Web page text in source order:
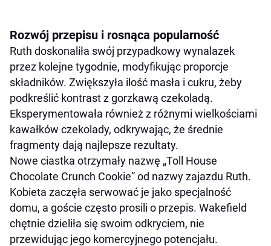
Rozwój przepisu i rosnąca popularność
Ruth doskonaliła swój przypadkowy wynalazek
przez kolejne tygodnie, modyfikując proporcje
składników. Zwiększyła ilość masła i cukru, żeby
podkreślić kontrast z gorzkawą czekoladą.
Eksperymentowała również z różnymi wielkościami
kawałków czekolady, odkrywając, że średnie
fragmenty dają najlepsze rezultaty.
Nowe ciastka otrzymały nazwę „Toll House
Chocolate Crunch Cookie” od nazwy zajazdu Ruth.
Kobieta zaczęła serwować je jako specjalność
domu, a goście często prosili o przepis. Wakefield
chętnie dzieliła się swoim odkryciem, nie
przewidując jego komercyjnego potencjału.